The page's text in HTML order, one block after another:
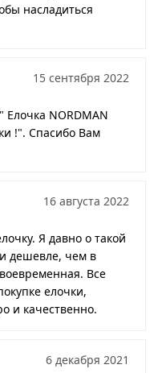
насладиться
15 сентября 2022
Елочка NORDMAN
!". Спасибо Вам
16 августа 2022
Я давно о такой
дешевле, чем в
Все
елочки,
и качественно.
6 декабря 2021